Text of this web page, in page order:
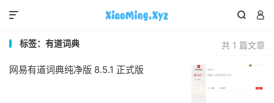
 

共 1 篇文章
标签：有道词典
网易有道词典纯净版 8.5.1 正式版